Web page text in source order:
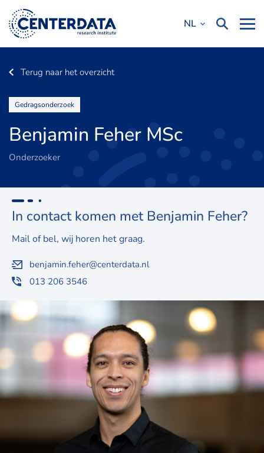
NL
Terug naar het overzicht
Gedragsonderzoek
Benjamin Feher MSc
Onderzoeker
In contact komen met Benjamin Feher?
Mail of bel, wij horen het graag.
benjamin.feher@centerdata.nl
013 206 3546